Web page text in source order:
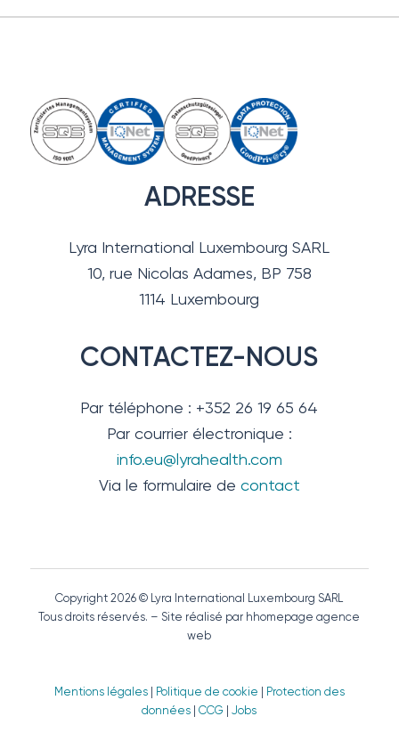
ADRESSE
Lyra International Luxembourg SARL
10, rue Nicolas Adames, BP 758
1114 Luxembourg
CONTACTEZ-NOUS
Par téléphone : +352 26 19 65 64
Par courrier électronique :
info.eu@lyrahealth.com
Via le formulaire de contact
Copyright 2026 © Lyra International Luxembourg SARL
Tous droits réservés. – Site réalisé par hhomepage agence
web
Mentions légales| Politique de cookie
Protection des
données |CCG |Jobs